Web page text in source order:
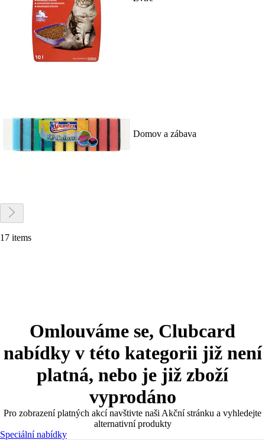
Domov a zábava
17 items
Omlouváme se, Clubcard
nabídky v této kategorii již není
platná, nebo je již zboží
vyprodáno
Pro zobrazení platných akcí navštivte naši Akční stránku a vyhledejte
alternativní produkty
Speciální nabídky